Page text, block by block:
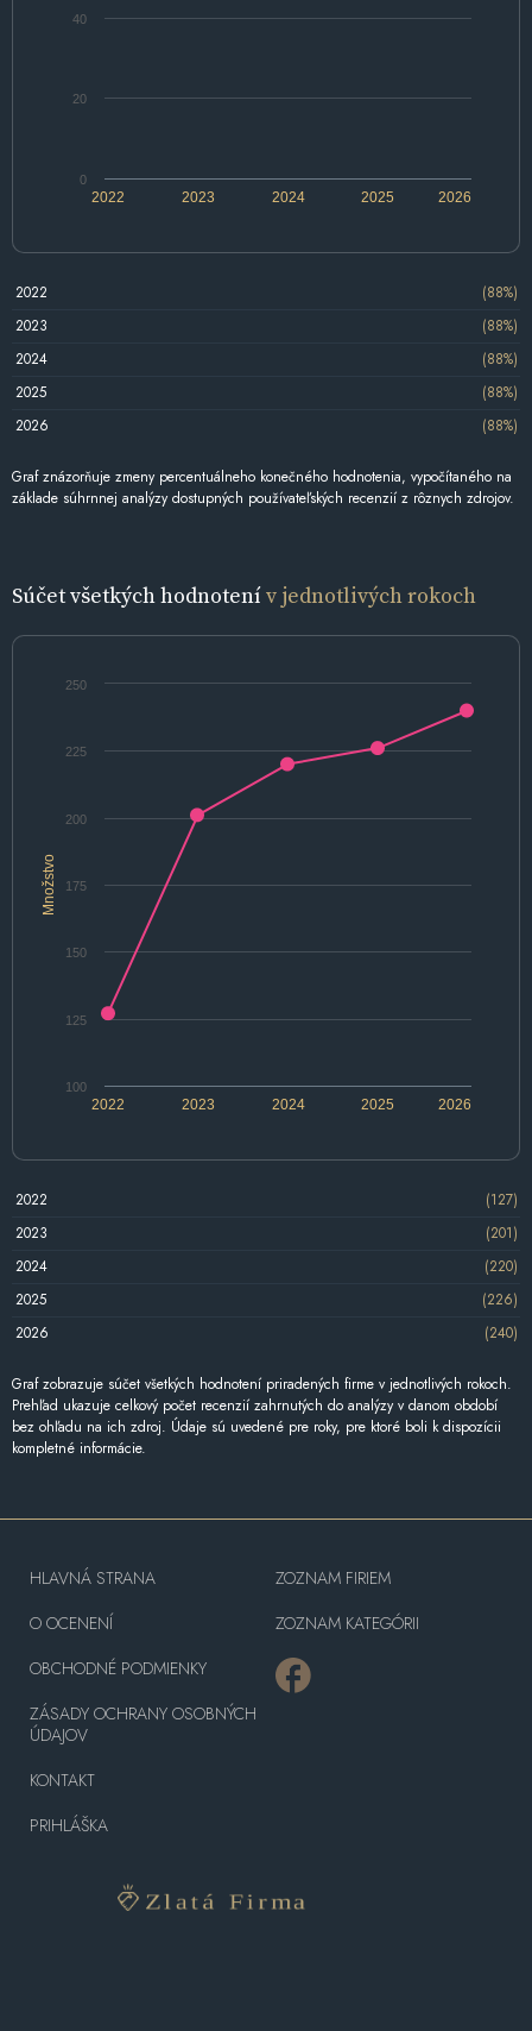
2022 2024 2026
2023 2025
0
20
40
2022
(88%)
2023
(88%)
2024
(88%)
2025
(88%)
2026
(88%)
Graf znázorňuje zmeny percentuálneho konečného hodnotenia, vypočítaného na
základe súhrnnej analýzy dostupných používateľských recenzií z rôznych zdrojov.
Súčet všetkých hodnotenív jednotlivých rokoch
Množstvo
2022 2024 2026
2023 2025
100
125
150
175
200
225
250
2022
(127)
2023
(201)
2024
(220)
2025
(226)
2026
(240)
Graf zobrazuje súčet všetkých hodnotení priradených firme v jednotlivých rokoch.
Prehľad ukazuje celkový počet recenzií zahrnutých do analýzy v danom období
bez ohľadu na ich zdroj. Údaje sú uvedené pre roky, pre ktoré boli k dispozícii
kompletné informácie.
HLAVNÁ STRANA
O OCENENÍ
OBCHODNÉ PODMIENKY
ZÁSADY OCHRANY OSOBNÝCH
ÚDAJOV
KONTAKT
PRIHLÁŠKA
ZOZNAM FIRIEM
ZOZNAM KATEGÓRII